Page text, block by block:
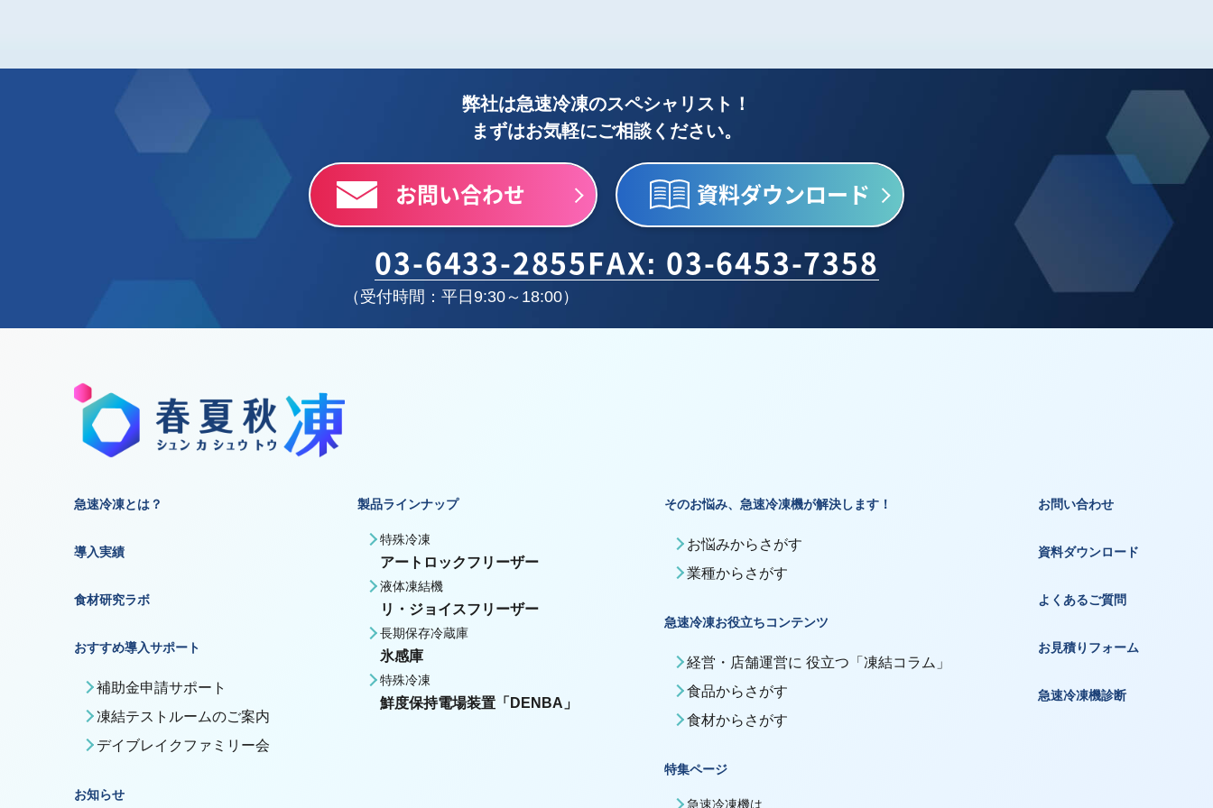
弊社は急速冷凍のスペシャリスト！
まずはお気軽にご相談ください。
お問い合わせ 資料ダウンロード
03-6433-2855
（受付時間：平日9:30～18:00）
FAX: 03-6453-7358
急速冷凍とは？
導入実績
食材研究ラボ
おすすめ導入サポート
補助金申請サポート
凍結テストルームのご案内
デイブレイクファミリー会
お知らせ
製品ラインナップ
特殊冷凍
アートロックフリーザー
液体凍結機
リ・ジョイスフリーザー
長期保存冷蔵庫
氷感庫
特殊冷凍
鮮度保持電場装置「DENBA」
そのお悩み、急速冷凍機が解決します！
お悩みからさがす
業種からさがす
急速冷凍お役立ちコンテンツ
経営・店舗運営に 役立つ「凍結コラム」
食品からさがす
食材からさがす
特集ページ
急速冷凍機は
お問い合わせ
資料ダウンロード
よくあるご質問
お見積りフォーム
急速冷凍機診断